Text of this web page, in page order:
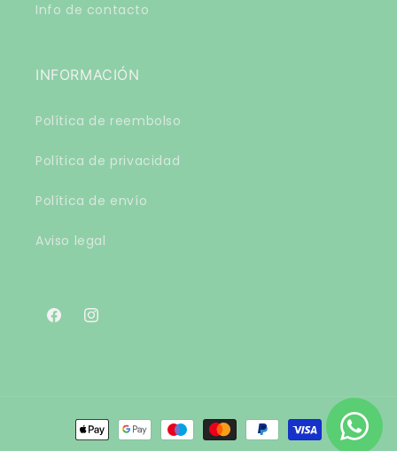
Info de contacto
INFORMACIÓN
Política de reembolso
Política de privacidad
Política de envío
Aviso legal
FacebookInstagram
Formas
de